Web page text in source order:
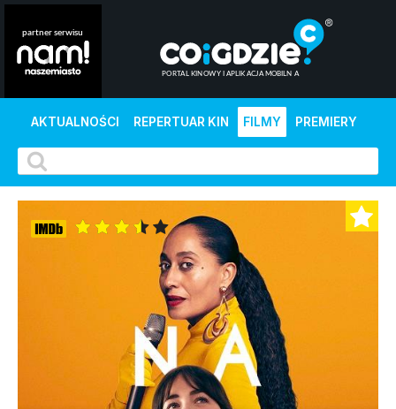
AKTUALNOŚCI REPERTUAR KIN FILMY PREMIERY